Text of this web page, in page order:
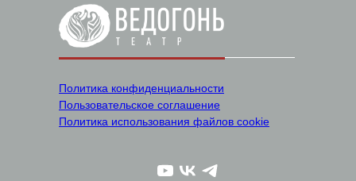
Политика конфиденциальности
Пользовательское соглашение
Политика использования файлов cookie